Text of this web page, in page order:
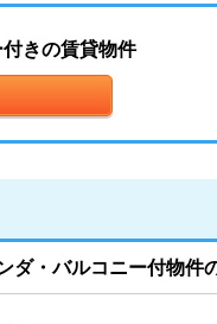
きの賃貸物件
ダ・バルコニー付物件